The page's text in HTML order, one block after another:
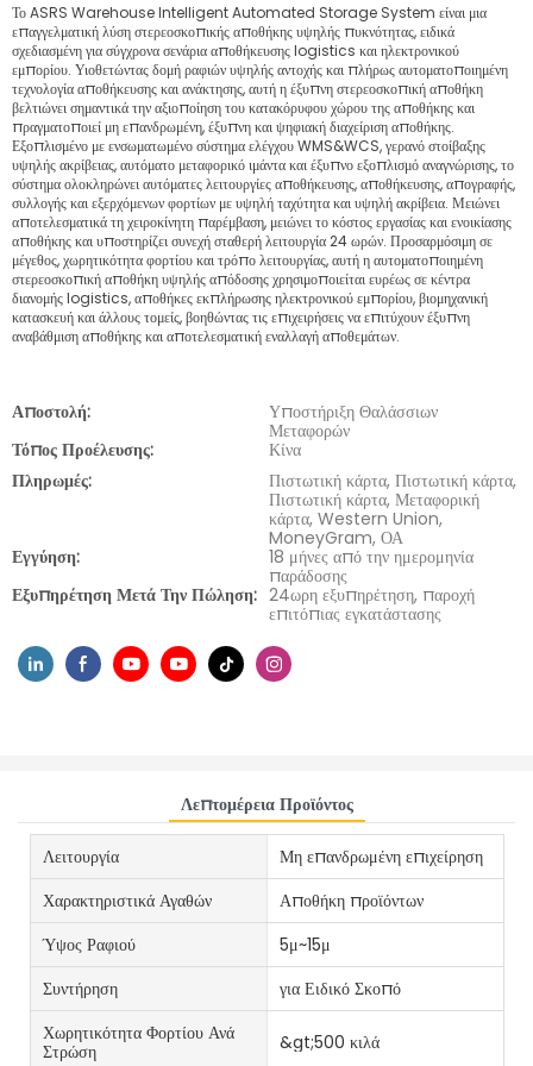
Το ASRS Warehouse Intelligent Automated Storage System είναι μια
επαγγελματική λύση στερεοσκοπικής αποθήκης υψηλής πυκνότητας, ειδικά
σχεδιασμένη για σύγχρονα σενάρια αποθήκευσης logistics και ηλεκτρονικού
εμπορίου. Υιοθετώντας δομή ραφιών υψηλής αντοχής και πλήρως αυτοματοποιημένη
τεχνολογία αποθήκευσης και ανάκτησης, αυτή η έξυπνη στερεοσκοπική αποθήκη
βελτιώνει σημαντικά την αξιοποίηση του κατακόρυφου χώρου της αποθήκης και
πραγματοποιεί μη επανδρωμένη, έξυπνη και ψηφιακή διαχείριση αποθήκης.
Εξοπλισμένο με ενσωματωμένο σύστημα ελέγχου WMS&WCS, γερανό στοίβαξης
υψηλής ακρίβειας, αυτόματο μεταφορικό ιμάντα και έξυπνο εξοπλισμό αναγνώρισης, το
σύστημα ολοκληρώνει αυτόματες λειτουργίες αποθήκευσης, αποθήκευσης, απογραφής,
συλλογής και εξερχόμενων φορτίων με υψηλή ταχύτητα και υψηλή ακρίβεια. Μειώνει
αποτελεσματικά τη χειροκίνητη παρέμβαση, μειώνει το κόστος εργασίας και ενοικίασης
αποθήκης και υποστηρίζει συνεχή σταθερή λειτουργία 24 ωρών. Προσαρμόσιμη σε
μέγεθος, χωρητικότητα φορτίου και τρόπο λειτουργίας, αυτή η αυτοματοποιημένη
στερεοσκοπική αποθήκη υψηλής απόδοσης χρησιμοποιείται ευρέως σε κέντρα
διανομής logistics, αποθήκες εκπλήρωσης ηλεκτρονικού εμπορίου, βιομηχανική
κατασκευή και άλλους τομείς, βοηθώντας τις επιχειρήσεις να επιτύχουν έξυπνη
αναβάθμιση αποθήκης και αποτελεσματική εναλλαγή αποθεμάτων.
Αποστολή:
Υποστήριξη Θαλάσσιων
Μεταφορών
Τόπος Προέλευσης:
Κίνα
Πληρωμές:
Πιστωτική κάρτα, Πιστωτική κάρτα,
Πιστωτική κάρτα, Μεταφορική
κάρτα, Western Union,
MoneyGram, ΟΑ
Εγγύηση:
18 μήνες από την ημερομηνία
παράδοσης
Εξυπηρέτηση Μετά Την Πώληση: 24ωρη εξυπηρέτηση, παροχή
επιτόπιας εγκατάστασης
Λεπτομέρεια Προϊόντος
Λειτουργία
Μη επανδρωμένη επιχείρηση
Χαρακτηριστικά Αγαθών
Αποθήκη προϊόντων
Ύψος Ραφιού
5μ~15μ
Συντήρηση
για Ειδικό Σκοπό
Χωρητικότητα Φορτίου Ανά
Στρώση
&gt;500 κιλά